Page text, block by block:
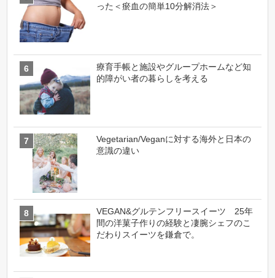
った＜瘀血の簡単10分解消法＞
療育手帳と施設やグループホームなど知
的障がい者の暮らしを考える
Vegetarian/Veganに対する海外と日本の
意識の違い
VEGAN&グルテンフリースイーツ 25年
間の洋菓子作りの経験と凄腕シェフのこ
だわりスイーツを鎌倉で。